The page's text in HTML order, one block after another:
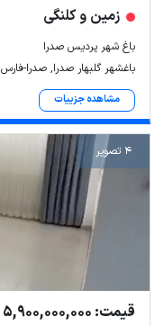
زمین و کلنگی
باغ شهر پردیس صدرا
باغشهر گلبهار صدرا, صدرا-فارس
مشاهده جزییات
4 تصویر
قیمت: 5,900,000,000 تومان